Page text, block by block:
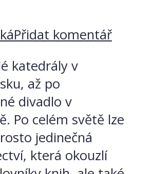
Přidat komentář
katedrály v
až po
divadlo v
Po celém světě lze
jedinečná
která okouzlí